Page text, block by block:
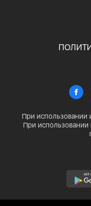
При использовании
При использовании